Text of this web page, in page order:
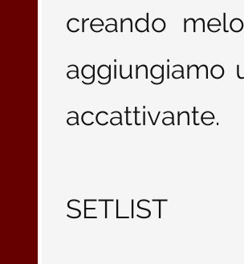
creando
aggiungiamo
accattivante.
SETLIST